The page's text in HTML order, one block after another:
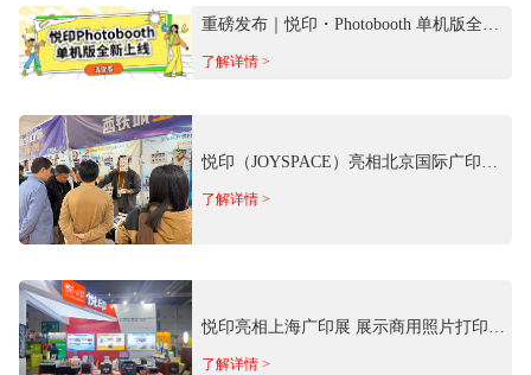
重磅发布｜悦印・Photobooth 单机版全新
上线！离线免费用
了解详情 >
悦印（JOYSPACE）亮相北京国际广印展
了解详情 >
悦印亮相上海广印展 展示商用照片打印全
矩阵产品
了解详情 >